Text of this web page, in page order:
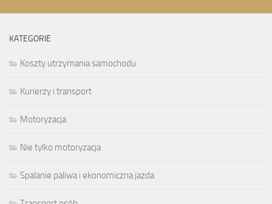
KATEGORIE
Koszty utrzymania samochodu
Kurierzy i transport
Motoryzacja
Nie tylko motoryzacja
Spalanie paliwa i ekonomiczna jazda